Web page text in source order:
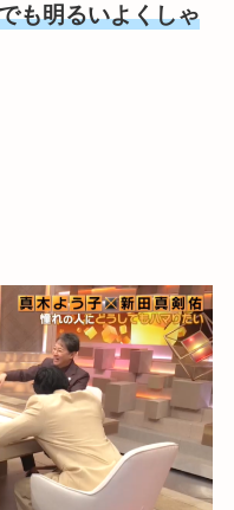
も明るいよくしゃ